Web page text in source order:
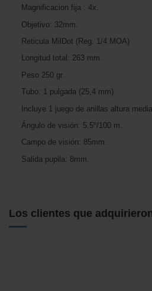
Magnificacion fija : 4x.
Objetivo: 32mm.
Reticula MilDot (Reg. 1/4 MOA)
Longitud total: 263 mm.
Peso 250 gr.
Tubo: 1 pulgada (25,4 mm)
Incluye 1 juego de anillas altura
Ángulo de visión: 5,5º/100 m.
Campo de visión: 85mm.
Salida pupila: 8mm.
Los clientes que